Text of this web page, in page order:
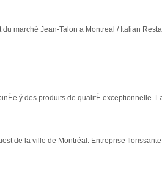
marché Jean-Talon a Montreal / Italian
ý des produits de qualitÈ exceptionnelle.
de la ville de Montréal. Entreprise